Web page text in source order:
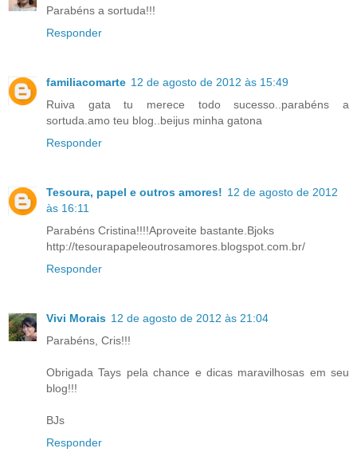
Parabéns a sortuda!!!
Responder
familiacomarte 12 de agosto de 2012 às 15:49
Ruiva gata tu merece todo sucesso..parabéns a
sortuda.amo teu blog..beijus minha gatona
Responder
Tesoura, papel e outros amores! 12 de agosto de 2012
às 16:11
Parabéns Cristina!!!!Aproveite bastante.Bjoks
http://tesourapapeleoutrosamores.blogspot.com.br/
Responder
Vivi Morais 12 de agosto de 2012 às 21:04
Parabéns, Cris!!!
Obrigada Tays pela chance e dicas maravilhosas em seu
blog!!!
BJs
Responder